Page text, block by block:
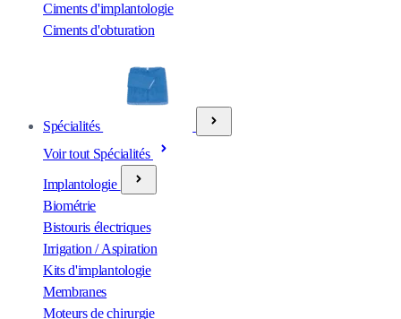
Ciments d'implantologie
Ciments d'obturation
Spécialités
Voir tout Spécialités
Implantologie
Biométrie
Bistouris électriques
Irrigation / Aspiration
Kits d'implantologie
Membranes
Moteurs de chirurgie